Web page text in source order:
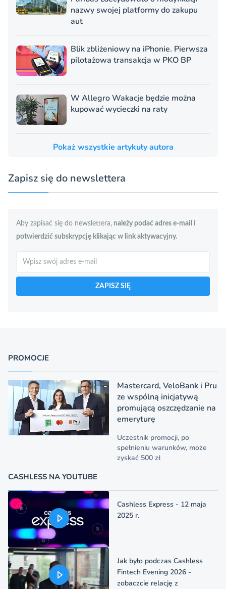
nazwy swojej platformy do zakupu
aut
Blik zbliżeniowy na iPhonie. Pierwsza
pilotażowa transakcja w PKO BP
W Allegro Wakacje będzie można
kupować wycieczki na raty
Pokaż wszystkie artykuły autora
Zapisz się do newslettera
Aby zapisać się do newslettera, należy podać adres e-mail i
potwierdzić subskrypcję klikając w link aktywacyjny.
Szukaj
ZAPISZ SIĘ
PROMOCJE
Mastercard, VeloBank i Pru
ze wspólną inicjatywą
promującą oszczędzanie na
emeryturę
Uczestnik promocji, po
spełnieniu warunków, może
zyskać 500 zł
CASHLESS NA YOUTUBE
Cashless Express - 12 maja
2025 r.
Jak było podczas Cashless
Fintech Evening 2026 -
zobaczcie relację z